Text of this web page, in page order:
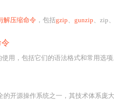
解压缩命令 ，包括gzip、 gunzip、zip
令
使用，包括它们的语法格式和常用选
开源操作系统之一，其技术体系庞